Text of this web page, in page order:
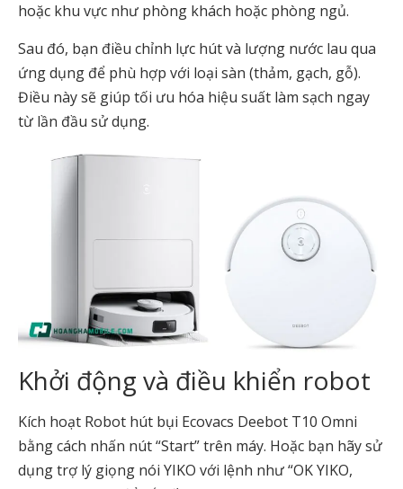
hoặc khu vực như phòng khách hoặc phòng ngủ.
Sau đó, bạn điều chỉnh lực hút và lượng nước lau qua
ứng dụng để phù hợp với loại sàn (thảm, gạch, gỗ).
Điều này sẽ giúp tối ưu hóa hiệu suất làm sạch ngay
từ lần đầu sử dụng.
Khởi động và điều khiển robot
Kích hoạt Robot hút bụi Ecovacs Deebot T10 Omni
bằng cách nhấn nút “Start” trên máy. Hoặc bạn hãy sử
dụng trợ lý giọng nói YIKO với lệnh như “OK YIKO,